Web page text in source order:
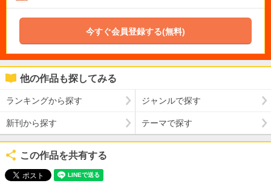
今すぐ会員登録する(無料)
他の作品も探してみる
ランキングから探す ジャンルで探す
新刊から探す テーマで探す
この作品を共有する